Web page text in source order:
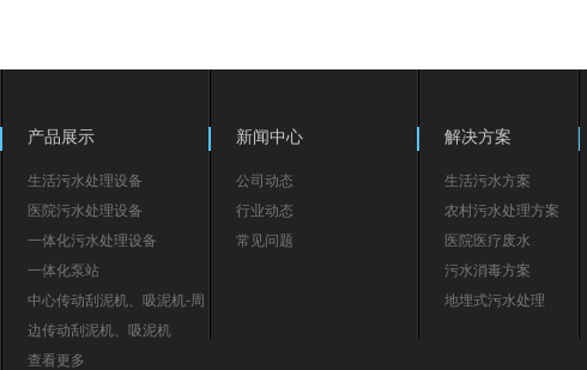
产品展示
生活污水处理设备
医院污水处理设备
一体化污水处理设备
一体化泵站
中心传动刮泥机、吸泥机-周
边传动刮泥机、吸泥机
查看更多
新闻中心
公司动态
行业动态
常见问题
解决方案
生活污水方案
农村污水处理方案
医院医疗废水
污水消毒方案
地埋式污水处理